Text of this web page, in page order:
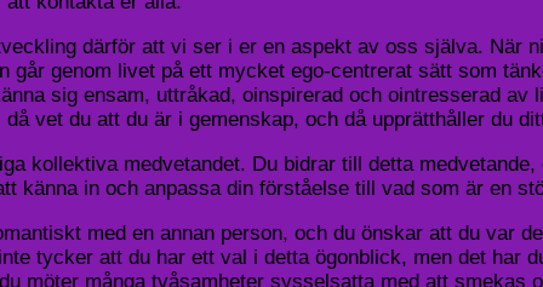
därför att vi ser i er en aspekt av oss själva. När
genom livet på ett mycket ego-centrerat sätt som
sig ensam, uttråkad, oinspirerad och ointresserad av
vet du att du är i gemenskap, och då upprätthåller du
kollektiva medvetandet. Du bidrar till detta
känna in och anpassa din förståelse till vad som är en
med en annan person, och du önskar att du var
tycker att du har ett val i detta ögonblick, men det har
möter många tvåsamheter sysselsatta med att smekas